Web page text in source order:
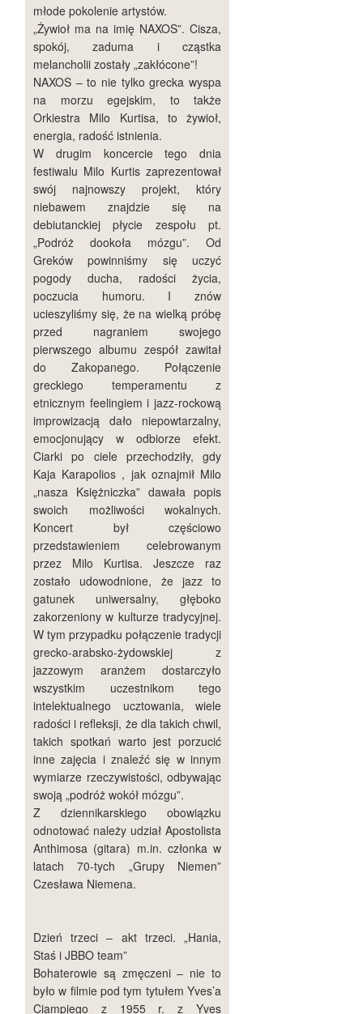
młode pokolenie artystów.
„Żywioł ma na imię NAXOS”. Cisza,
spokój, zaduma i cząstka
melancholii zostały „zakłócone”!
NAXOS – to nie tylko grecka wyspa
na morzu egejskim, to także
Orkiestra Milo Kurtisa, to żywioł,
energia, radość istnienia.
W drugim koncercie tego dnia
festiwalu Milo Kurtis zaprezentował
swój najnowszy projekt, który
niebawem znajdzie się na
debiutanckiej płycie zespołu pt.
„Podróż dookoła mózgu”. Od
Greków powinniśmy się uczyć
pogody ducha, radości życia,
poczucia humoru. I znów
ucieszyliśmy się, że na wielką próbę
przed nagraniem swojego
pierwszego albumu zespół zawitał
do Zakopanego. Połączenie
greckiego temperamentu z
etnicznym feelingiem i jazz-rockową
improwizacją dało niepowtarzalny,
emocjonujący w odbiorze efekt.
Ciarki po ciele przechodziły, gdy
Kaja Karapolios , jak oznajmił Milo
„nasza Księżniczka” dawała popis
swoich możliwości wokalnych.
Koncert był częściowo
przedstawieniem celebrowanym
przez Milo Kurtisa. Jeszcze raz
zostało udowodnione, że jazz to
gatunek uniwersalny, głęboko
zakorzeniony w kulturze tradycyjnej.
W tym przypadku połączenie tradycji
grecko-arabsko-żydowskiej z
jazzowym aranżem dostarczyło
wszystkim uczestnikom tego
intelektualnego ucztowania, wiele
radości i refleksji, że dla takich chwil,
takich spotkań warto jest porzucić
inne zajęcia i znaleźć się w innym
wymiarze rzeczywistości, odbywając
swoją „podróż wokół mózgu”.
Z dziennikarskiego obowiązku
odnotować należy udział Apostolista
Anthimosa (gitara) m.in. członka w
latach 70-tych „Grupy Niemen”
Czesława Niemena.
Dzień trzeci – akt trzeci. „Hania,
Staś i JBBO team”
Bohaterowie są zmęczeni – nie to
było w filmie pod tym tytułem Yves’a
Ciampiego z 1955 r. z Yves